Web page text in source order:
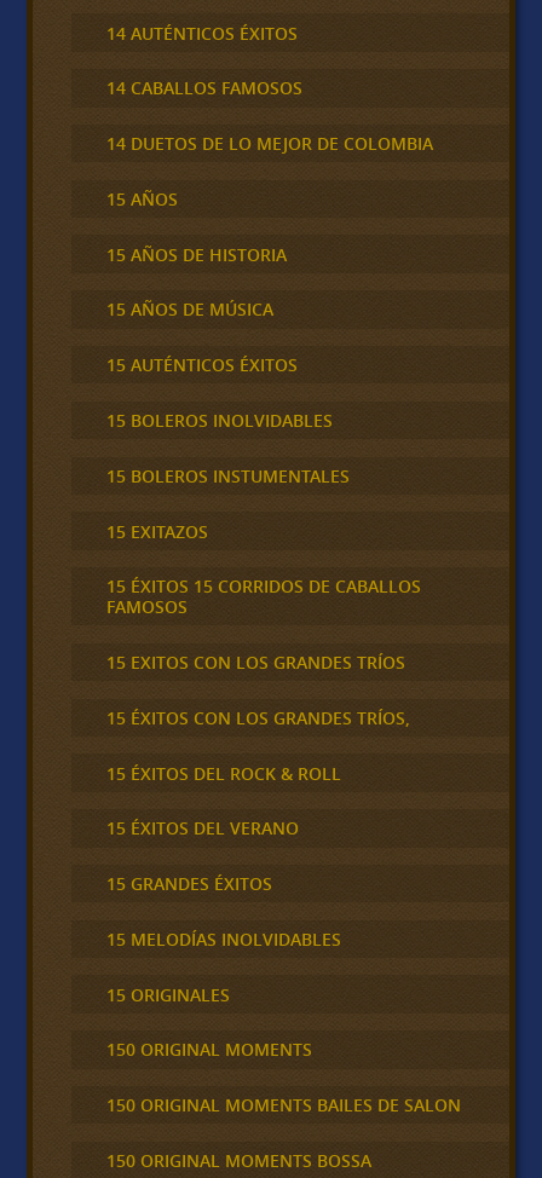
14 AUTÉNTICOS ÉXITOS
14 CABALLOS FAMOSOS
14 DUETOS DE LO MEJOR DE COLOMBIA
15 AÑOS
15 AÑOS DE HISTORIA
15 AÑOS DE MÚSICA
15 AUTÉNTICOS ÉXITOS
15 BOLEROS INOLVIDABLES
15 BOLEROS INSTUMENTALES
15 EXITAZOS
15 ÉXITOS 15 CORRIDOS DE CABALLOS
FAMOSOS
15 EXITOS CON LOS GRANDES TRÍOS
15 ÉXITOS CON LOS GRANDES TRÍOS,
15 ÉXITOS DEL ROCK & ROLL
15 ÉXITOS DEL VERANO
15 GRANDES ÉXITOS
15 MELODÍAS INOLVIDABLES
15 ORIGINALES
150 ORIGINAL MOMENTS
150 ORIGINAL MOMENTS BAILES DE SALON
150 ORIGINAL MOMENTS BOSSA